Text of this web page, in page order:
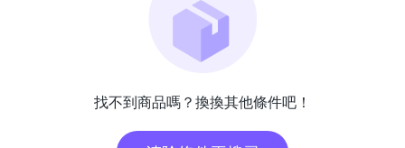
找不到商品嗎？換換其他條件吧！